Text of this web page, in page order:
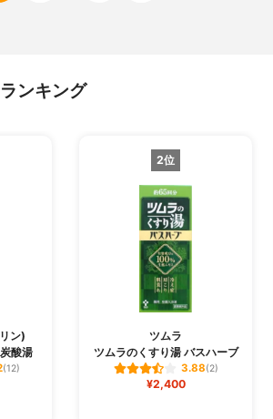
ンキング
ン)
酸湯
(12)
2位
ツムラ
ツムラのくすり湯 バスハーブ
3.88(2)
¥2,400